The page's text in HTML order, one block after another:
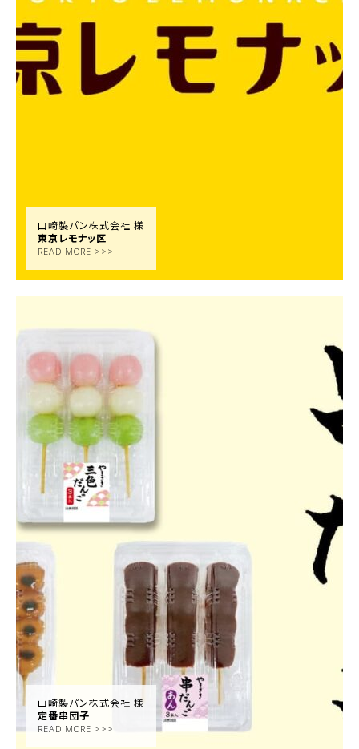
山崎製パン株式会社 様
東京レモナッ区
READ MORE >>>
山崎製パン株式会社 様
定番串団子
READ MORE >>>